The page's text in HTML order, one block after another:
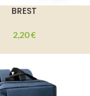
BREST
2,20€